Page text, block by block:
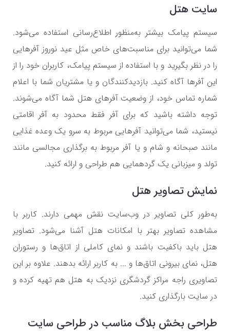
سایت هتل
سیستم پیامک بیشتر به‌منظور اطلاع‌رسانی استفاده می‌شود.
شما می‌توانید برای مناسبت‌های خاص مثل عید نوروز آفرهایی
را در نظر بگیرید و با استفاده از سیستم پیامک، کاربران خود را از
این آفرها آگاه کنید. بازدیدکنندگان و یا مشتریان شما با اعلام
شماره تماس خود، از وضعیت آفرهای هتل شما آگاه می‌شوند.
توجه داشته باشید که برای آفر فقط محدود به آفر اقامتی
نیستید، شما می‌توانید آفرهایی مربوط به سرو یک وعده غذایی
مانند صبحانه و شام و یا آفر مربوط به برگذاری مجالسی مانند
تولد و میزبانی یک گردهمایی هم طراحی و ارائه کنید.
نمایش تصاویر هتل
به‌طور کلی تصاویر در وب‌سایت نقش مهمی دارند. کاربر با
مشاهده تصاویر بهتر با امکانات هتل آشنا می‌شود. تصاویر
هتل باید باکفیت باشند و نمای کاملی از اتاق‌ها و رستوران
هتل، نمای بیرونی اتاق‌ها و ... به کاربر ارائه بدهند. علاوه بر این
تصاویری راجه مراکز گردشگری نزدیک به هتل هم تهیه کرده و
در سایت بارگذاری کنید.
طراحی بخش بلاگ مناسب در طراحی سایت